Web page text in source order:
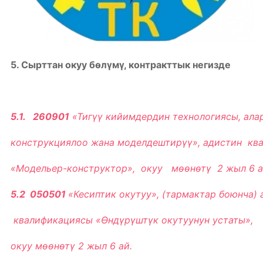
5. Сырттан окуу бѳлүмү, контракттык негизде
5.1. 260901 «Тигүү кийимдердин технологиясы,
конструкциялоо жана моделдештирүү», адистин
«Модельер-конструктор», окуу мѳѳнѳтү 2 жыл 6
5.2 050501 «Кесиптик окутуу», (тармактар боюнча)
квалификациясы «Өндүрүштүк окутуунун устаты»,
окуу мѳѳнѳтү 2 жыл 6 ай.